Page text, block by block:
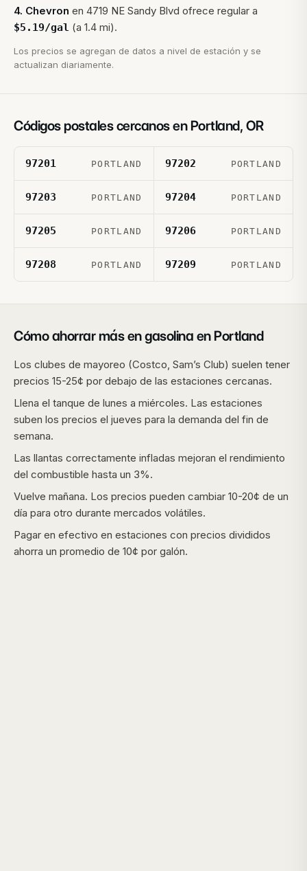
4. Chevron en 4719 NE Sandy Blvd ofrece regular a
$5.19/gal (a 1.4 mi).
Los precios se agregan de datos a nivel de estación y se
actualizan diariamente.
Códigos postales cercanos en Portland, OR
97201 PORTLAND 97202 PORTLAND
97203 PORTLAND 97204 PORTLAND
97205 PORTLAND 97206 PORTLAND
97208 PORTLAND 97209 PORTLAND
Cómo ahorrar más en gasolina en Portland
Los clubes de mayoreo (Costco, Sam’s Club) suelen tener
precios 15-25¢ por debajo de las estaciones cercanas.
Llena el tanque de lunes a miércoles. Las estaciones
suben los precios el jueves para la demanda del fin de
semana.
Las llantas correctamente infladas mejoran el rendimiento
del combustible hasta un 3%.
Vuelve mañana. Los precios pueden cambiar 10-20¢ de un
día para otro durante mercados volátiles.
Pagar en efectivo en estaciones con precios divididos
ahorra un promedio de 10¢ por galón.